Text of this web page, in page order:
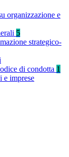
organizzazione e
5
strategico-
di condotta 1
e imprese